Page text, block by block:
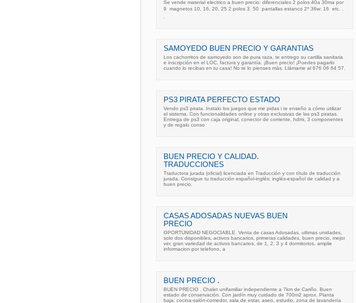
Se vende material electrico a buen precio: diferenciales 2 polos 40a 30ma por
9  magnetos 10, 16, 20, 25 2 polos 3. 50  pantallas estanco 2* 36w: 16  etc. .
SAMOYEDO BUEN PRECIO Y GARANTIAS
Los cachorritos de samoyedo son de pura raza, te entrego su cartilla sanitaria
e inscripción en el LOC, factura y garantía. ¡Buen precio! ¡Puedes pagarlo
cuando lo recibas en tu casa! No te lo pienses más. Llámame al 676 06 64 57.
PS3 PIRATA PERFECTO ESTADO
Vendo ps3 pirata. Instalo los juegos que me pidas i te enseño a cómo utilizar
el sistema. Con funcionalidades online y otras exclusivas de las ps3 piratas.
Entrega de ps3 con caja original, conector de corriente, hdmi, 3 componentes
y de regalo conso
BUEN PRECIO Y CALIDAD.
TRADUCCIONES
Traductora jurada (oficial) licenciada en Traducción y con título de traducción
jurada. Consigue tu traducción español-inglés; inglés-español de calidad y a
buen precio.
CASAS ADOSADAS NUEVAS BUEN
PRECIO
OPORTUNIDAD NEGOCIABLE. Venta de casas Adosadas, ultimas unidades,
solo dos disponibles, activos bancarios, primeras calidades, buen precio, mejor
ver, gran variedad de activos bancarios, de 1, 2, 3 y 4 dormitorios, amplie
informacion por telefono, a
BUEN PRECIO .
BUEN PRECIO . Chalet unifamiliar independiente a 7km de Cariño. Buen
estado de conservación. Con jardín muy cuidado de 700m2 aprox. Planta
baja: cocina-salón-comedor, sala de estar, aseo, estudio, zona de lavandería